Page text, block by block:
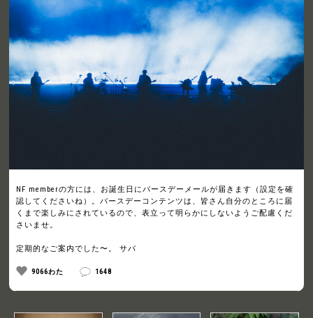
NF memberの方には、お誕生日にバースデーメールが届きます（設定を確
認してくださいね）。バースデーコンテンツは、皆さん自分のところに届
くまで楽しみにされているので、表立って明らかにしないようご配慮くだ
さいませ。
定期的なご案内でした〜。 サバ
9066わた 1648